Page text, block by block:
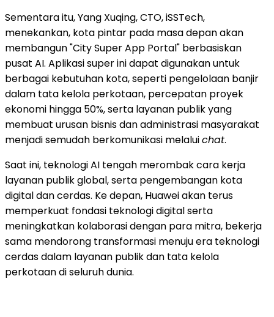
Sementara itu, Yang Xuqing, CTO, iSSTech,
menekankan, kota pintar pada masa depan akan
membangun "City Super App Portal" berbasiskan
pusat AI. Aplikasi super ini dapat digunakan untuk
berbagai kebutuhan kota, seperti pengelolaan banjir
dalam tata kelola perkotaan, percepatan proyek
ekonomi hingga 50%, serta layanan publik yang
membuat urusan bisnis dan administrasi masyarakat
menjadi semudah berkomunikasi melaluichat.
Saat ini, teknologi AI tengah merombak cara kerja
layanan publik global, serta pengembangan kota
digital dan cerdas. Ke depan, Huawei akan terus
memperkuat fondasi teknologi digital serta
meningkatkan kolaborasi dengan para mitra, bekerja
sama mendorong transformasi menuju era teknologi
cerdas dalam layanan publik dan tata kelola
perkotaan di seluruh dunia.